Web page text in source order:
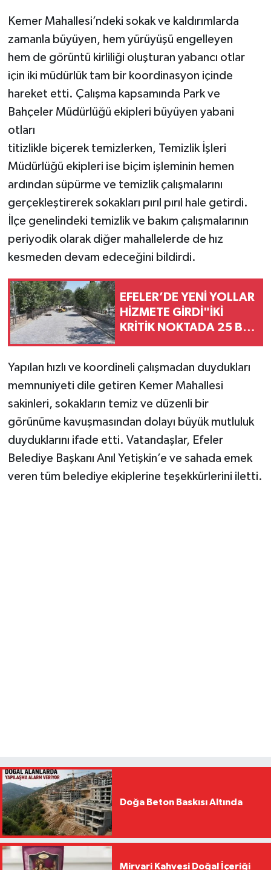
Kemer Mahallesi’ndeki sokak ve kaldırımlarda
zamanla büyüyen, hem yürüyüşü engelleyen
hem de görüntü kirliliği oluşturan yabancı otlar
için iki müdürlük tam bir koordinasyon içinde
hareket etti. Çalışma kapsamında Park ve
Bahçeler Müdürlüğü ekipleri büyüyen yabani
otları
titizlikle biçerek temizlerken, Temizlik İşleri
Müdürlüğü ekipleri ise biçim işleminin hemen
ardından süpürme ve temizlik çalışmalarını
gerçekleştirerek sokakları pırıl pırıl hale getirdi.
İlçe genelindeki temizlik ve bakım çalışmalarının
periyodik olarak diğer mahallelerde de hız
kesmeden devam edeceğini bildirdi.
EFELER’DE YENİ YOLLAR
HİZMETE GİRDİ"İKİ
KRİTİK NOKTADA 25 BİN
Yapılan hızlı ve koordineli çalışmadan duydukları
memnuniyeti dile getiren Kemer Mahallesi
sakinleri, sokakların temiz ve düzenli bir
görünüme kavuşmasından dolayı büyük mutluluk
duyduklarını ifade etti. Vatandaşlar, Efeler
Belediye Başkanı Anıl Yetişkin’e ve sahada emek
veren tüm belediye ekiplerine teşekkürlerini iletti.
Doğa Beton Baskısı Altında
Mirvari Kahvesi Doğal İçeriği